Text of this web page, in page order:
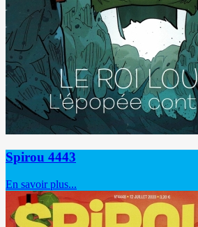
Spirou 4443
En savoir plus...